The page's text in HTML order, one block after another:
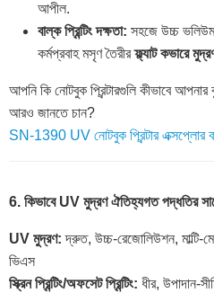
আপীল.
বাল্ক প্রিন্টিং দক্ষতা: সহজে উচ্চ ভলিউম
কর্মপ্রবাহ মসৃণ তৈরীরফ্ল্যাট কভারে
আপনি কি নোটবুক প্রিন্টারগুলি কীভাবে আপনার
আরও জানতে চান?
SN-1390 UV নোটবুক প্রিন্টার এক্সপ্লোর
6. কিভাবে UV মুদ্রণ ঐতিহ্যগত পদ্ধতির
UV মুদ্রণ: দ্রুত, উচ্চ-রেজোলিউশন, মাল্টি-
ভিএস
স্ক্রিন প্রিন্টিং/অফসেট প্রিন্টিং: ধীর, উপাদান-